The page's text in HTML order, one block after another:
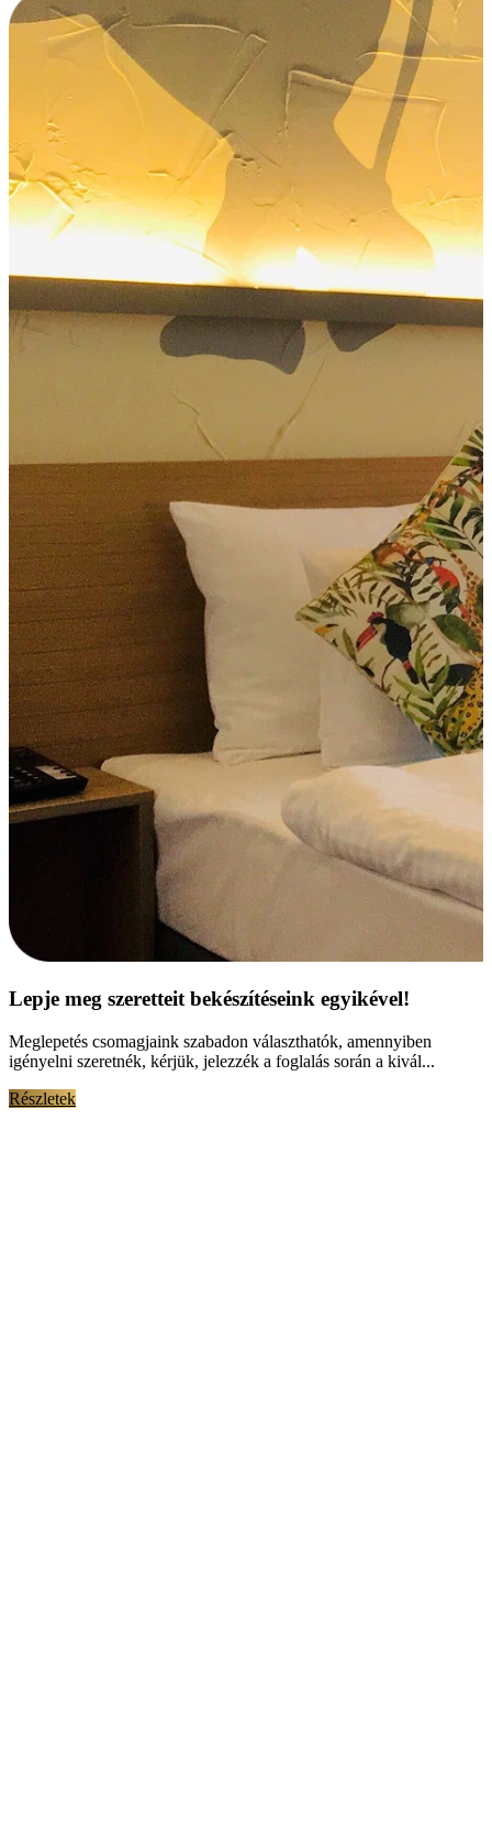
Lepje meg szeretteit bekészítéseink egyikével!
Meglepetés csomagjaink szabadon választhatók, amennyiben
igényelni szeretnék, kérjük, jelezzék a foglalás során a kivál...
Részletek